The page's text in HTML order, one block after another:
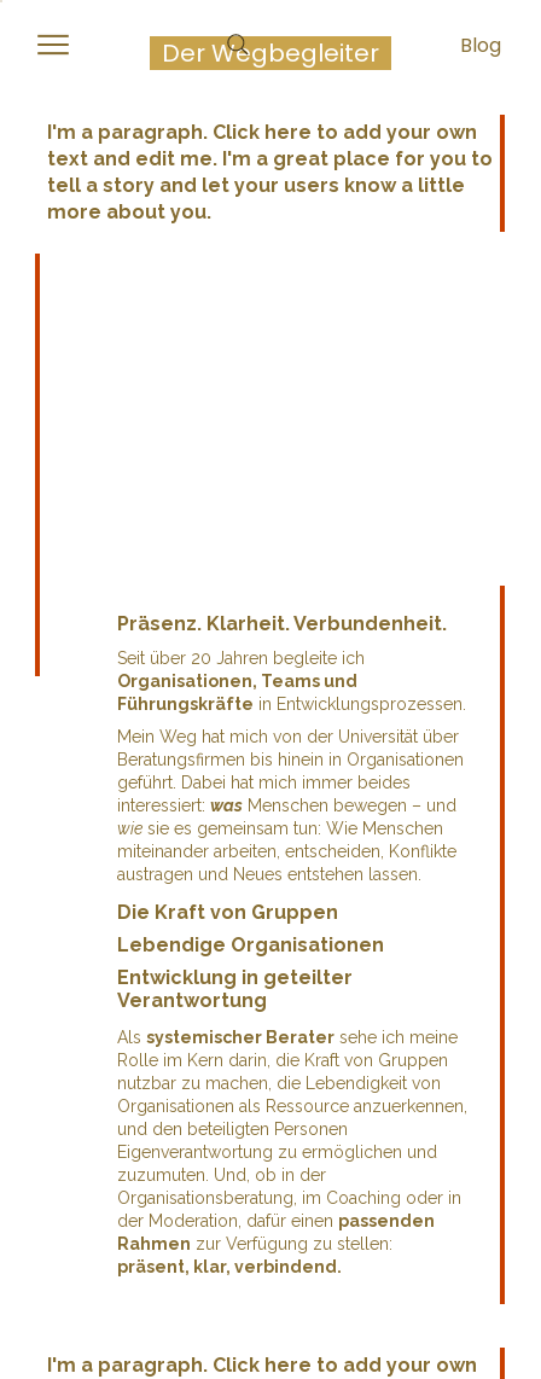
Michael Stadlober
Der Wegbegleiter Blog
I'm a paragraph. Click here to add your own
text and edit me. I'm a great place for you to
tell a story and let your users know a little
more about you.
Präsenz. Klarheit. Verbundenheit.
Seit über 20 Jahren begleite ich
Organisationen, Teams und
Führungskräfte in Entwicklungsprozessen.
Mein Weg hat mich von der Universität über
Beratungsfirmen bis hinein in Organisationen
geführt. Dabei hat mich immer beides
interessiert:was Menschen bewegen – und
wie sie es gemeinsam tun: Wie Menschen
miteinander arbeiten, entscheiden, Konflikte
austragen und Neues entstehen lassen.
Die Kraft von Gruppen
Lebendige Organisationen
Entwicklung in geteilter
Verantwortung
Alssystemischer Berater sehe ich meine
Rolle im Kern darin, die Kraft von Gruppen
nutzbar zu machen, die Lebendigkeit von
Organisationen als Ressource anzuerkennen,
und den beteiligten Personen
Eigenverantwortung zu ermöglichen und
zuzumuten. Und, ob in der
Organisationsberatung, im Coaching oder in
der Moderation, dafür einen passenden
Rahmen zur Verfügung zu stellen:
präsent, klar, verbindend.
I'm a paragraph. Click here to add your own